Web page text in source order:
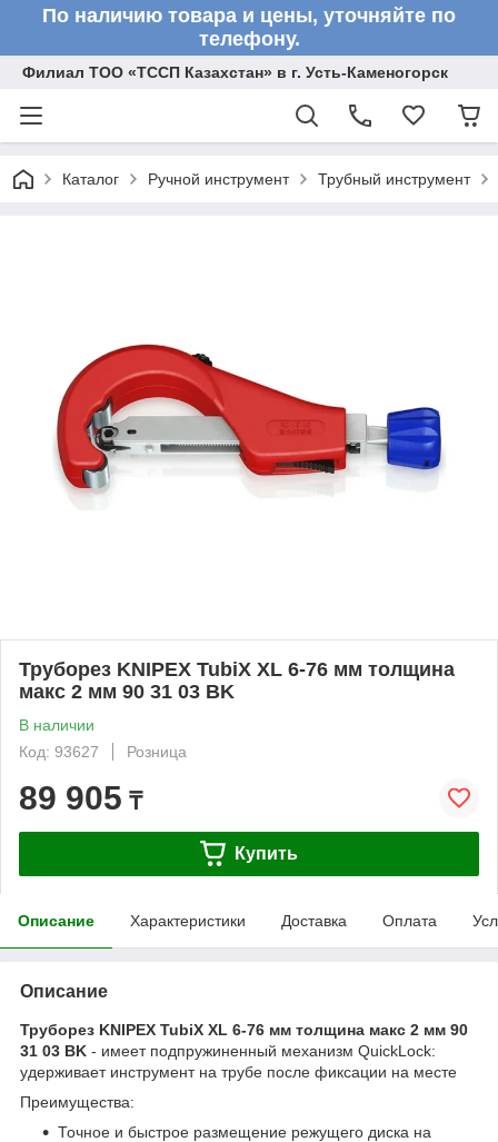
По наличию товара и цены, уточняйте по
телефону.
Филиал ТОО «ТССП Казахстан» в г. Усть-Каменогорск
Каталог Ручной инструмент Трубный инструмент
Труборез KNIPEX TubiX XL 6-76 мм толщина
макс 2 мм 90 31 03 BK
В наличии
Код: 93627
Розница
89 905 ₸
Купить
Описание Характеристики Доставка Оплата
Описание
Труборез KNIPEX TubiX XL 6-76 мм толщина макс 2 мм 90
31 03 BK - имеет подпружиненный механизм QuickLock:
удерживает инструмент на трубе после фиксации на месте
Преимущества:
Точное и быстрое размещение режущего диска на